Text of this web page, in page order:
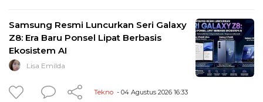
Samsung Resmi Luncurkan Seri Galaxy
Z8: Era Baru Ponsel Lipat Berbasis
Ekosistem AI
Lisa Emilda
Tekno - 04 Agustus 2026 16:33